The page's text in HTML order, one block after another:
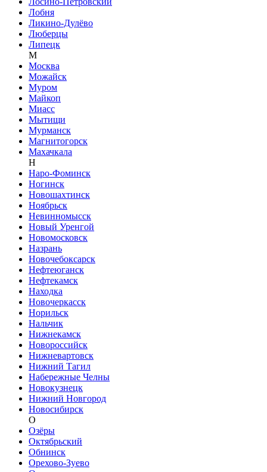
Лобня
Ликино-Дулёво
Люберцы
Липецк
М
Москва
Можайск
Муром
Майкоп
Миасс
Мытищи
Мурманск
Магнитогорск
Махачкала
Н
Наро-Фоминск
Ногинск
Новошахтинск
Ноябрьск
Невинномысск
Новый Уренгой
Новомосковск
Назрань
Новочебоксарск
Нефтеюганск
Нефтекамск
Находка
Новочеркасск
Норильск
Нальчик
Нижнекамск
Новороссийск
Нижневартовск
Нижний Тагил
Набережные Челны
Новокузнецк
Нижний Новгород
Новосибирск
О
Озёры
Октябрьский
Обнинск
Орехово-Зуево